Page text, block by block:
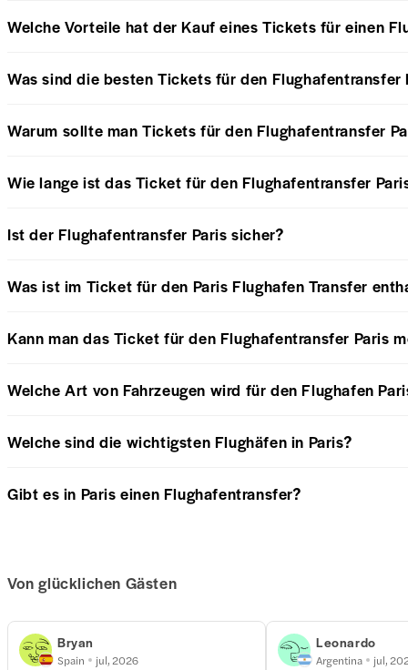
Welche Vorteile hat der Kauf eines Tickets für einen
Was sind die besten Tickets für den Flughafentransfer
Warum sollte man Tickets für den Flughafentransfer
Wie lange ist das Ticket für den Flughafentransfer
Ist der Flughafentransfer Paris sicher?
Was ist im Ticket für den Paris Flughafen Transfer
Kann man das Ticket für den Flughafentransfer Paris
Welche Art von Fahrzeugen wird für den Flughafen
Welche sind die wichtigsten Flughäfen in Paris?
Gibt es in Paris einen Flughafentransfer?
Von glücklichen Gästen
Bryan
Spain jul, 2026
Leonardo
Argentina jul,